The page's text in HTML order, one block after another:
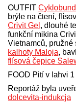
OUTFIT
brýle na čtení,
Crivit Gel , dlouhé
funkční mikina
Vietnamců, pružné
kalhoty Maloja,
flísová čepice
FOOD Pití v lahvi
Reportáž byla
dolcevita-indukcja